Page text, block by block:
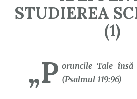
STUDIEREA
(1)
„P oruncile Tale
(Psalmul 119:96)